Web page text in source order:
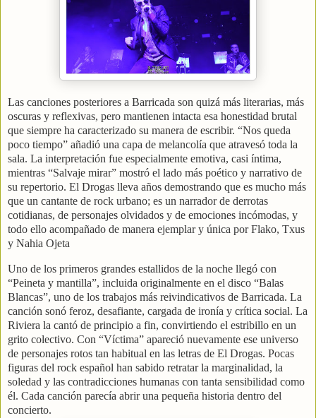
Las canciones posteriores a Barricada son quizá más literarias, más
oscuras y reflexivas, pero mantienen intacta esa honestidad brutal
que siempre ha caracterizado su manera de escribir. “Nos queda
poco tiempo” añadió una capa de melancolía que atravesó toda la
sala. La interpretación fue especialmente emotiva, casi íntima,
mientras “Salvaje mirar” mostró el lado más poético y narrativo de
su repertorio. El Drogas lleva años demostrando que es mucho más
que un cantante de rock urbano; es un narrador de derrotas
cotidianas, de personajes olvidados y de emociones incómodas, y
todo ello acompañado de manera ejemplar y única por Flako, Txus
y Nahia Ojeta
Uno de los primeros grandes estallidos de la noche llegó con
“Peineta y mantilla”, incluida originalmente en el disco “Balas
Blancas”, uno de los trabajos más reivindicativos de Barricada. La
canción sonó feroz, desafiante, cargada de ironía y crítica social. La
Riviera la cantó de principio a fin, convirtiendo el estribillo en un
grito colectivo. Con “Víctima” apareció nuevamente ese universo
de personajes rotos tan habitual en las letras de El Drogas. Pocas
figuras del rock español han sabido retratar la marginalidad, la
soledad y las contradicciones humanas con tanta sensibilidad como
él. Cada canción parecía abrir una pequeña historia dentro del
concierto.